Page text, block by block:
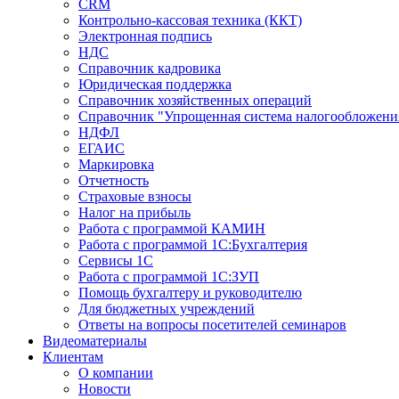
CRM
Контрольно-кассовая техника (ККТ)
Электронная подпись
НДС
Справочник кадровика
Юридическая поддержка
Справочник хозяйственных операций
Справочник "Упрощенная система
НДФЛ
ЕГАИС
Маркировка
Отчетность
Страховые взносы
Налог на прибыль
Работа с программой КАМИН
Работа с программой 1С:Бухгалтерия
Сервисы 1С
Работа с программой 1С:ЗУП
Помощь бухгалтеру и руководителю
Для бюджетных учреждений
Ответы на вопросы посетителей семинаров
Видеоматериалы
Клиентам
О компании
Новости